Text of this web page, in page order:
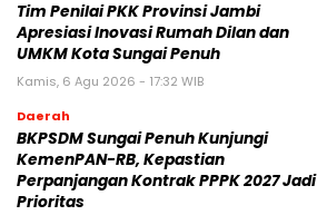
Tim Penilai PKK Provinsi Jambi
Apresiasi Inovasi Rumah Dilan dan
UMKM Kota Sungai Penuh
Kamis, 6 Agu 2026 - 17:32 WIB
Daerah
BKPSDM Sungai Penuh Kunjungi
KemenPAN-RB, Kepastian
Perpanjangan Kontrak PPPK 2027 Jadi
Prioritas